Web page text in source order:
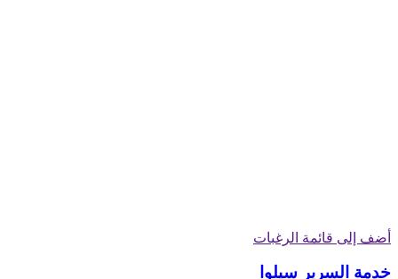
أضف إلى قائمة الرغبات
خدمة السرير سیلوا